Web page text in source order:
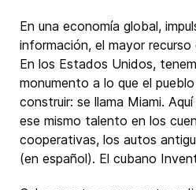
En una economía global,
información, el mayor
En los Estados Unidos,
monumento a lo que el
construir: se llama Miami.
ese mismo talento en los
cooperativas, los autos
(en español). El cubano